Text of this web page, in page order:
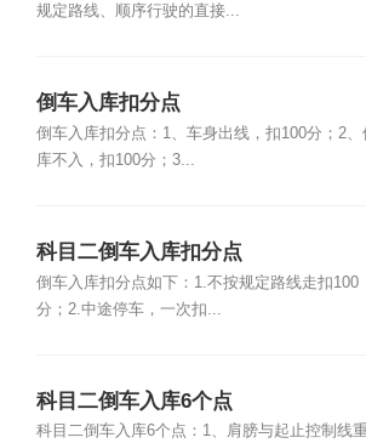
规定路线、顺序行驶的直接...
倒车入库扣分点
倒车入库扣分点：1、车身出线，扣100分；2、
库不入，扣100分；3...
科目二倒车入库扣分点
倒车入库扣分点如下：1.不按规定路线走扣100
分；2.中途停车，一次扣...
科目二倒车入库6个点
科目二倒车入库6个点：1、肩膀与起止控制线重